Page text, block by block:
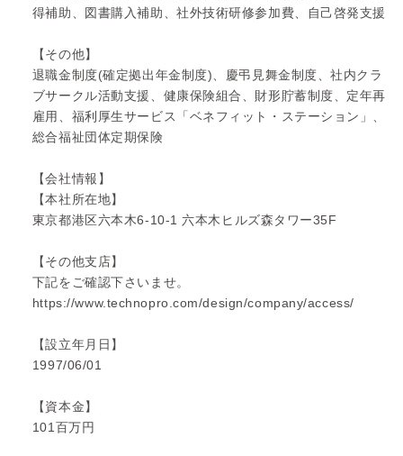
得補助、図書購入補助、社外技術研修参加費、自己啓発支援
【その他】
退職金制度(確定拠出年金制度)、慶弔見舞金制度、社内クラ
ブサークル活動支援、健康保険組合、財形貯蓄制度、定年再
雇用、福利厚生サービス「ベネフィット・ステーション」、
総合福祉団体定期保険
【会社情報】
【本社所在地】
東京都港区六本木6-10-1 六本木ヒルズ森タワー35F
【その他支店】
下記をご確認下さいませ。
https://www.technopro.com/design/company/access/
【設立年月日】
1997/06/01
【資本金】
101百万円